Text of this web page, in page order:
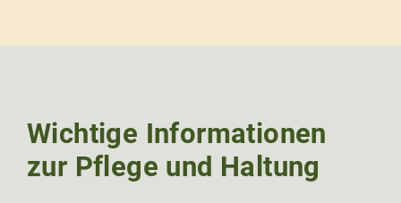
Wichtige Informationen
zur Pflege und Haltung